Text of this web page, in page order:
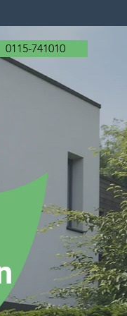
0115-741010